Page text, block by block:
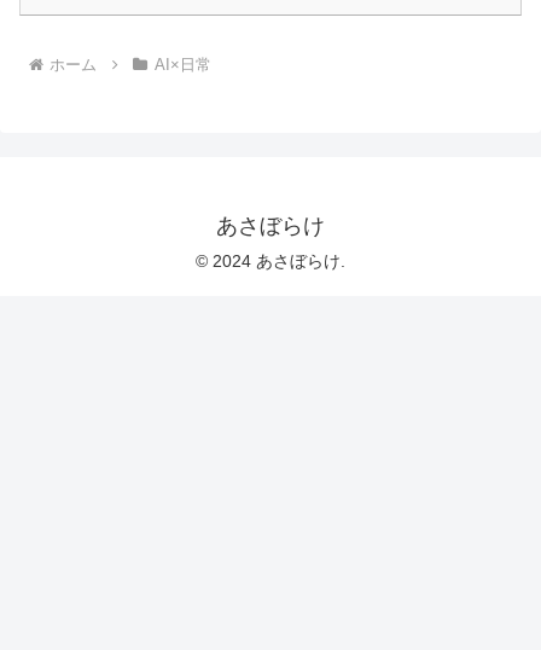
ホーム AI×日常
あさぼらけ
© 2024 あさぼらけ.